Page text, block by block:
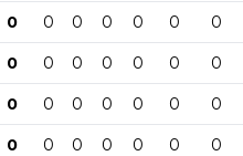
0 0 0 0 0 0 0
0 0 0 0 0 0 0
0 0 0 0 0 0 0
0 0 0 0 0 0 0